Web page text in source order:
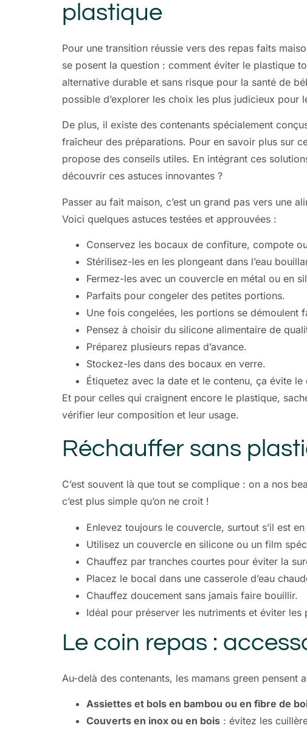
plastique
Pour une transition réussie vers des repas faits
se posent la question : comment éviter le plastique
alternative durable et sans risque pour la santé de
possible d’explorer les choix les plus judicieux pour
De plus, il existe des contenants spécialement
fraîcheur des préparations. Pour en savoir plus sur
propose des conseils utiles. En intégrant ces
découvrir ces astuces innovantes ?
Passer au fait maison, c’est un grand pas vers une
Voici quelques astuces testées et approuvées :
Conservez les bocaux de confiture, compote
Stérilisez-les en les plongeant dans l’eau
Fermez-les avec un couvercle en métal ou en
Parfaits pour congeler des petites portions.
Une fois congelées, les portions se démoulent
Pensez à choisir du silicone alimentaire de
Préparez plusieurs repas d’avance.
Stockez-les dans des bocaux en verre.
Étiquetez avec la date et le contenu, ça évite le
Et pour celles qui craignent encore le plastique,
vérifier leur composition et leur usage.
Réchauffer sans
C’est souvent là que tout se complique : on a nos
c’est plus simple qu’on ne croit !
Enlevez toujours le couvercle, surtout s’il est
Utilisez un couvercle en silicone ou un film
Chauffez par tranches courtes pour éviter la
Placez le bocal dans une casserole d’eau
Chauffez doucement sans jamais faire bouillir.
Idéal pour préserver les nutriments et éviter les
Le coin repas :
Au-delà des contenants, les mamans green pensent
Assiettes et bols en bambou ou en fibre de
Couverts en inox ou en bois : évitez les